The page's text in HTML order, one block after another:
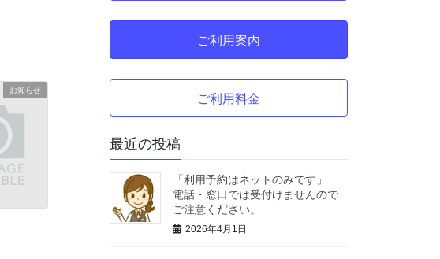
お知らせ
ご利用案内
ご利用料金
最近の投稿
「利用予約はネットのみです」
電話・窓口では受付けませんので
ご注意ください。
2026年4月1日